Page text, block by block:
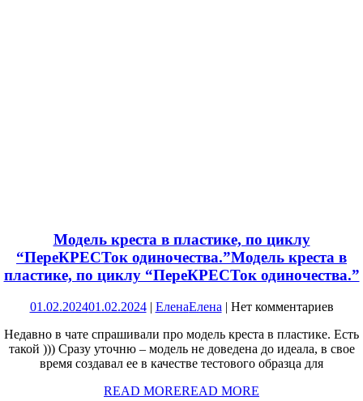
Модель креста в пластике, по циклу
“ПереКРЕСТок одиночества.”Модель креста в
пластике, по циклу “ПереКРЕСТок одиночества.”
01.02.202401.02.2024 | ЕленаЕлена | Нет комментариев
Недавно в чате спрашивали про модель креста в пластике. Есть
такой ))) Сразу уточню – модель не доведена до идеала, в свое
время создавал ее в качестве тестового образца для
READ MOREREAD MORE